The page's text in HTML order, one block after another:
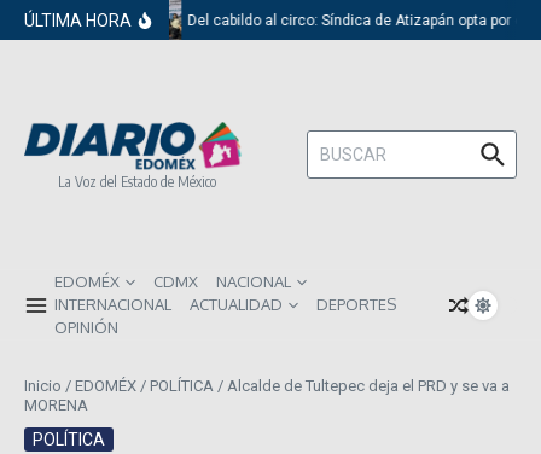
Saltar al contenido
ÚLTIMA HORA Del cabildo al circo: Síndica de Atizapán opta por el
La Voz del Estado de México
Buscar:
EDOMÉX CDMX
NACIONAL
INTERNACIONAL
ACTUALIDAD
DEPORTES
OPINIÓN
Inicio / EDOMÉX / POLÍTICA / Alcalde de Tultepec deja el PRD y se va a
MORENA
POLÍTICA